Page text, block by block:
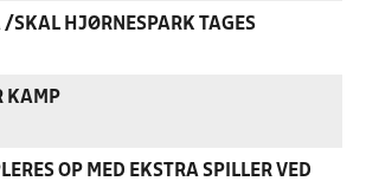
/SKAL HJØRNESPARK TAGES
KAMP
OP MED EKSTRA SPILLER VED